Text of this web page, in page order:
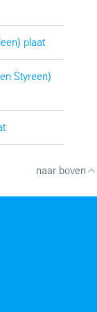
plaat
Styreen)
naar boven